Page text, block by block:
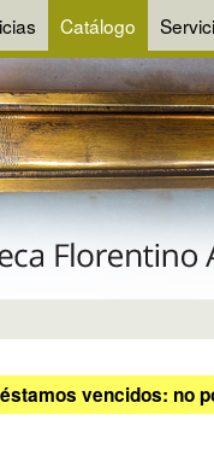
Catálogo
vencidos: no